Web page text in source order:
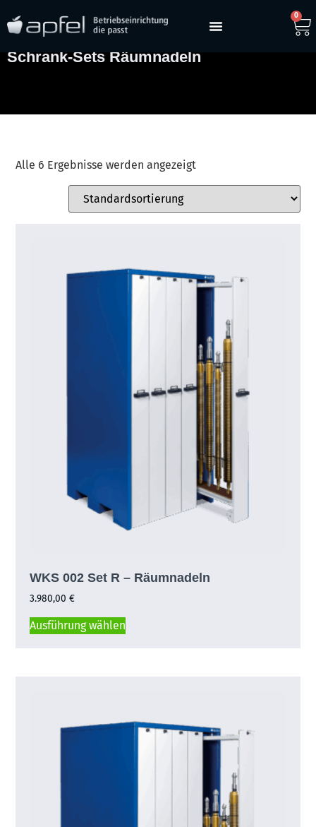
0
Schrank-Sets Räumnadeln
Alle 6 Ergebnisse werden angezeigt
WKS 002 Set R – Räumnadeln
3.980,00€
Ausführung wählen